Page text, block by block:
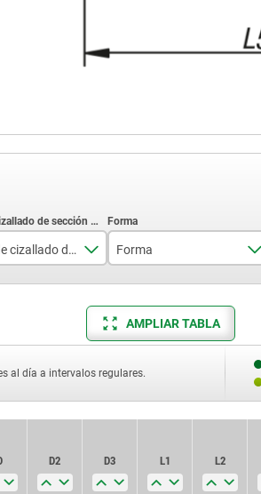
Fuerza de cizallado de sección doble máx. kN Forma
A
AMPLIAR TABLA
al día a intervalos regulares.
D2 D3 L1 L2